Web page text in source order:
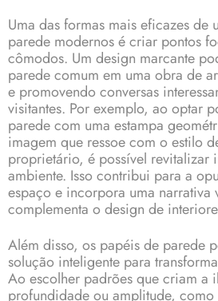
Uma das formas mais eficazes de
parede modernos é criar pontos
cômodos. Um design marcante
parede comum em uma obra de
e promovendo conversas
visitantes. Por exemplo, ao optar
parede com uma estampa
imagem que ressoe com o estilo
proprietário, é possível revitalizar
ambiente. Isso contribui para a
espaço e incorpora uma narrativa
complementa o design de
Além disso, os papéis de parede
solução inteligente para
Ao escolher padrões que criam a
profundidade ou amplitude, como